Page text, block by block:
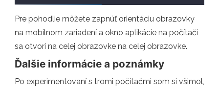
Pre pohodlie môžete zapnúť orientáciu obrazovky
na mobilnom zariadení a okno aplikácie na počítači
sa otvorí na celej obrazovke na celej obrazovke.
Ďalšie informácie a poznámky
Po experimentovaní s tromi počítačmi som si všimol,